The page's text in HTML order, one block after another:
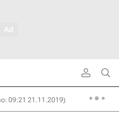
09:21 21.11.2019)